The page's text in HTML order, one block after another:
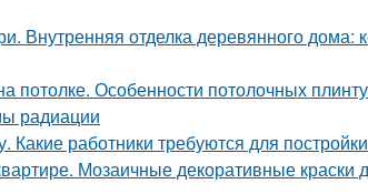
Внутренняя отделка деревянного дома:
потолке. Особенности потолочных
радиации
Какие работники требуются для
Мозаичные декоративные краски